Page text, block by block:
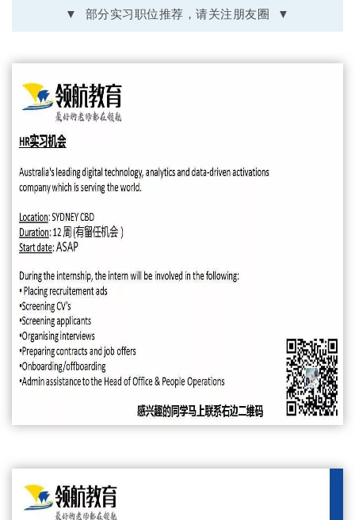
▼ 部分实习职位推荐，请关注朋友圈 ▼